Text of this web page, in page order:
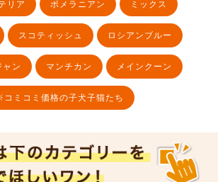
リア ポメラニアン ミックス
スコティッシュ ロシアンブルー
ャン マンチカン メインクーン
ミコミ価格の子犬子猫たち